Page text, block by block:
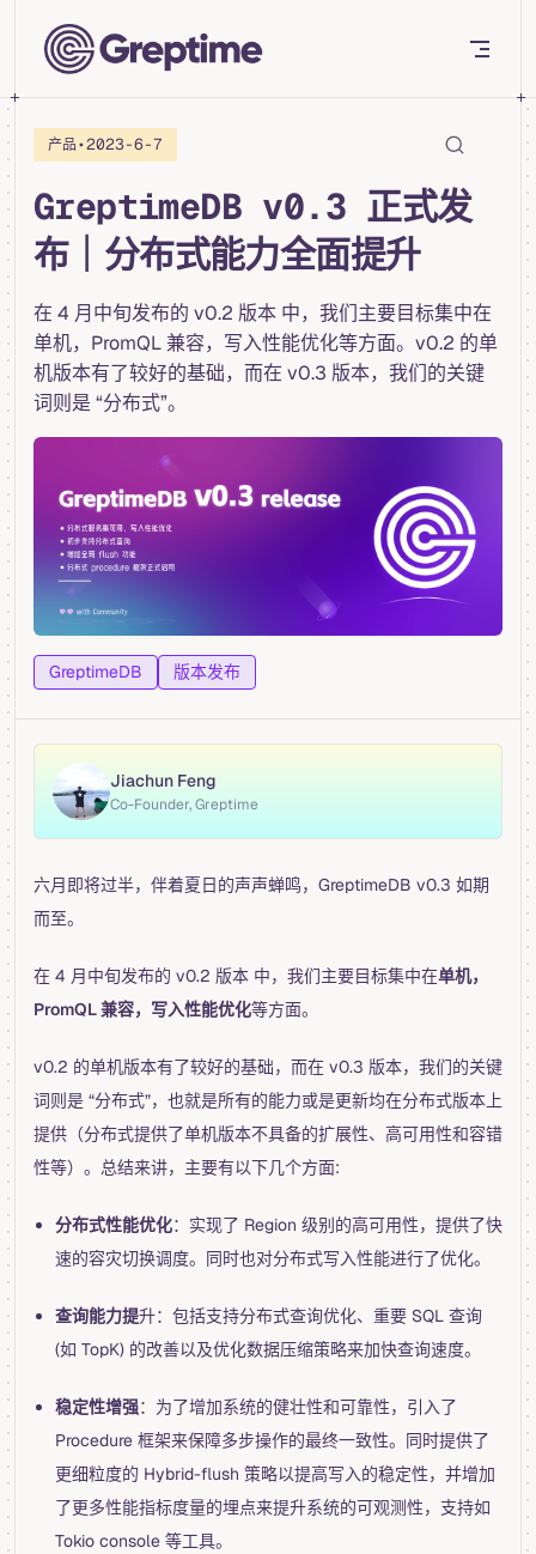
Skip to content
产品•2023-6-7
GreptimeDB v0.3 正式发
布｜分布式能力全面提升
在 4 月中旬发布的 v0.2 版本 中，我们主要目标集中在
单机，PromQL 兼容，写入性能优化等方面。v0.2 的单
机版本有了较好的基础，而在 v0.3 版本，我们的关键
词则是 “分布式”。
GreptimeDB 版本发布
Jiachun Feng
Co-Founder, Greptime
六月即将过半，伴着夏日的声声蝉鸣，GreptimeDB v0.3 如期
而至。
在 4 月中旬发布的 v0.2 版本 中，我们主要目标集中在单机，
PromQL 兼容，写入性能优化等方面。
v0.2 的单机版本有了较好的基础，而在 v0.3 版本，我们的关键
词则是 “分布式”，也就是所有的能力或是更新均在分布式版本上
提供（分布式提供了单机版本不具备的扩展性、高可用性和容错
性等）。总结来讲，主要有以下几个方面:
分布式性能优化：实现了 Region 级别的高可用性，提供了快
速的容灾切换调度。同时也对分布式写入性能进行了优化。
查询能力提升：包括支持分布式查询优化、重要 SQL 查询
(如 TopK) 的改善以及优化数据压缩策略来加快查询速度。
稳定性增强：为了增加系统的健壮性和可靠性，引入了
Procedure 框架来保障多步操作的最终一致性。同时提供了
更细粒度的 Hybrid-flush 策略以提高写入的稳定性，并增加
了更多性能指标度量的埋点来提升系统的可观测性，支持如
Tokio console 等工具。